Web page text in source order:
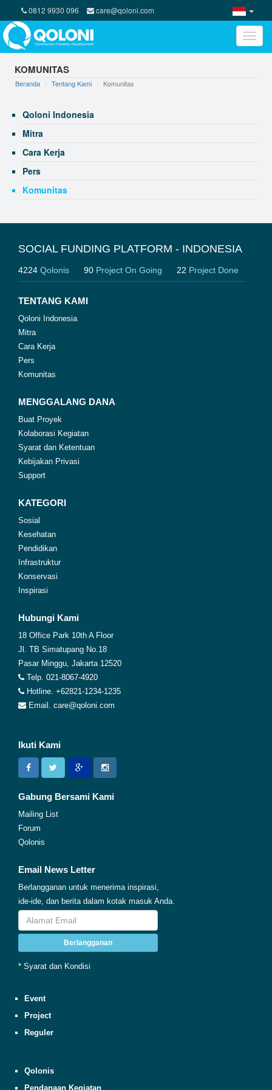
0812 9930 096 care@qoloni.com
Toggle
KOMUNITAS
Beranda Tentang Kami Komunitas
Qoloni Indonesia
Mitra
Cara Kerja
Pers
Komunitas
SOCIAL FUNDING PLATFORM - INDONESIA
4224 Qolonis 90 Project On Going 22 Project Done
TENTANG KAMI
Qoloni Indonesia
Mitra
Cara Kerja
Pers
Komunitas
MENGGALANG DANA
Buat Proyek
Kolaborasi Kegiatan
Syarat dan Ketentuan
Kebijakan Privasi
Support
KATEGORI
Sosial
Kesehatan
Pendidikan
Infrastruktur
Konservasi
Inspirasi
Hubungi Kami
18 Office Park 10th A Floor
Jl. TB Simatupang No.18
Pasar Minggu, Jakarta 12520
Telp. 021-8067-4920
Hotline. +62821-1234-1235
Email. care@qoloni.com
Ikuti Kami
Gabung Bersami Kami
Mailing List
Forum
Qolonis
Email News Letter
Berlangganan untuk menerima inspirasi,
ide-ide, dan berita dalam kotak masuk Anda.
Berlangganan
* Syarat dan Kondisi
Event
Project
Reguler
Qolonis
Pendanaan Kegiatan